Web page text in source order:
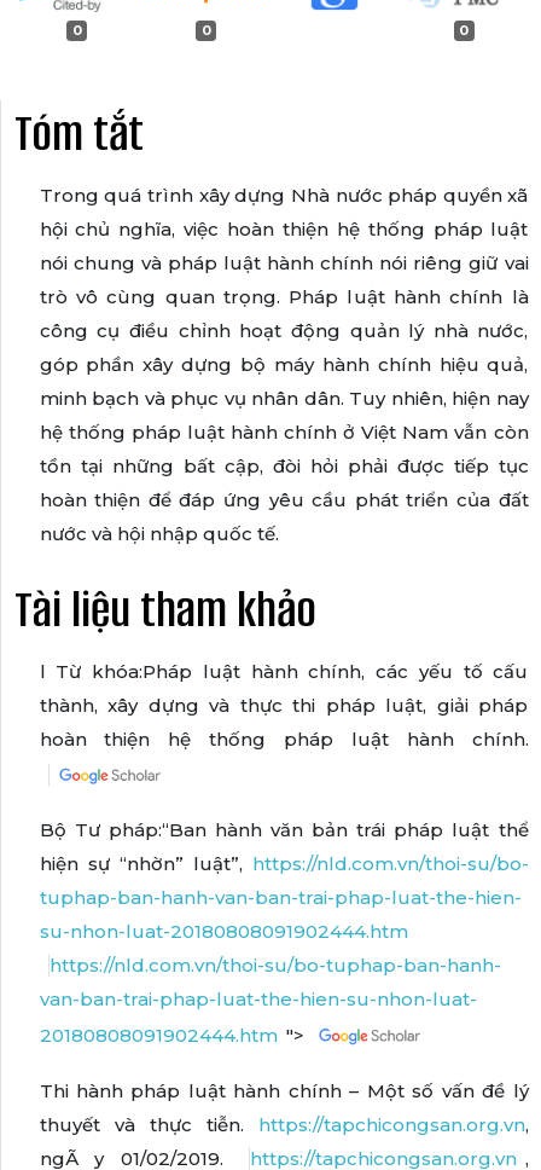
0 0 0
Tóm tắt
Trong quá trình xây dựng Nhà nước pháp quyền xã
hội chủ nghĩa, việc hoàn thiện hệ thống pháp luật
nói chung và pháp luật hành chính nói riêng giữ vai
trò vô cùng quan trọng. Pháp luật hành chính là
công cụ điều chỉnh hoạt động quản lý nhà nước,
góp phần xây dựng bộ máy hành chính hiệu quả,
minh bạch và phục vụ nhân dân. Tuy nhiên, hiện nay
hệ thống pháp luật hành chính ở Việt Nam vẫn còn
tồn tại những bất cập, đòi hỏi phải được tiếp tục
hoàn thiện để đáp ứng yêu cầu phát triển của đất
nước và hội nhập quốc tế.
Tài liệu tham khảo
l Từ khóa:Pháp luật hành chính, các yếu tố cấu
thành, xây dựng và thực thi pháp luật, giải pháp
hoàn thiện hệ thống pháp luật hành chính.
Bộ Tư pháp:“Ban hành văn bản trái pháp luật thể
hiện sự “nhờn” luật”, https://nld.com.vn/thoi-su/bo-
tuphap-ban-hanh-van-ban-trai-phap-luat-the-hien-
su-nhon-luat-20180808091902444.htm
https://nld.com.vn/thoi-su/bo-tuphap-ban-hanh-
van-ban-trai-phap-luat-the-hien-su-nhon-luat-
20180808091902444.htm ">
Thi hành pháp luật hành chính – Một số vấn đề lý
thuyết và thực tiễn. https://tapchicongsan.org.vn,
ngÃ y 01/02/2019.
https://tapchicongsan.org.vn ,